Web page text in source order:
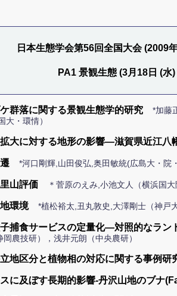
日本生態学会第56回全国大会
PA1 景観生態 (3月18日 (
群落に関する景観生態学的研究
*加藤
国大・環情）
大に対する地形の影響―滋賀県近江
*河口剛輝,山田俊弘,奥田敏統(広島大・院
山評価 ＊菅原のえみ,小池文人（横浜国大
環境 *植松裕太,丑丸敦史,大澤剛士（神戸
捕食サービスの定量化―対照的なラン
農技研），浅井元朗（中央農研）
地区分と植物相の対応に関する事例研
に及ぼす長期的影響-丹沢山地のブナ